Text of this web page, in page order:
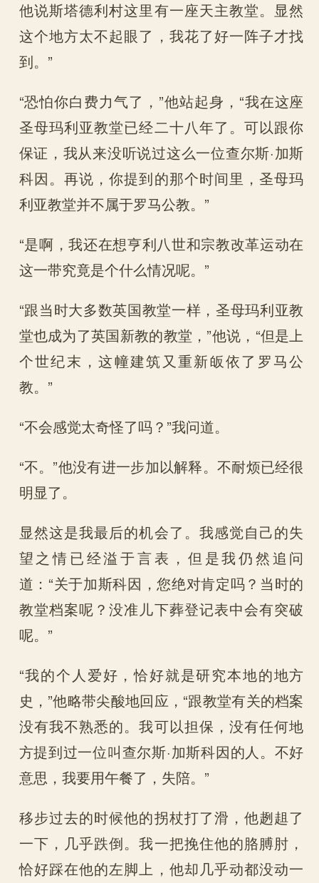
他说斯塔德利村这里有一座天主教堂。显然
这个地方太不起眼了，我花了好一阵子才找
到。”
“恐怕你白费力气了，”他站起身，“我在这座
圣母玛利亚教堂已经二十八年了。可以跟你
保证，我从来没听说过这么一位查尔斯·加斯
科因。再说，你提到的那个时间里，圣母玛
利亚教堂并不属于罗马公教。”
“是啊，我还在想亨利八世和宗教改革运动在
这一带究竟是个什么情况呢。”
“跟当时大多数英国教堂一样，圣母玛利亚教
堂也成为了英国新教的教堂，”他说，“但是上
个世纪末，这幢建筑又重新皈依了罗马公
教。”
“不会感觉太奇怪了吗？”我问道。
“不。”他没有进一步加以解释。不耐烦已经很
明显了。
显然这是我最后的机会了。我感觉自己的失
望之情已经溢于言表，但是我仍然追问
道：“关于加斯科因，您绝对肯定吗？当时的
教堂档案呢？没准儿下葬登记表中会有突破
呢。”
“我的个人爱好，恰好就是研究本地的地方
史，”他略带尖酸地回应，“跟教堂有关的档案
没有我不熟悉的。我可以担保，没有任何地
方提到过一位叫查尔斯·加斯科因的人。不好
意思，我要用午餐了，失陪。”
移步过去的时候他的拐杖打了滑，他趔趄了
一下，几乎跌倒。我一把挽住他的胳膊肘，
恰好踩在他的左脚上，他却几乎动都没动一